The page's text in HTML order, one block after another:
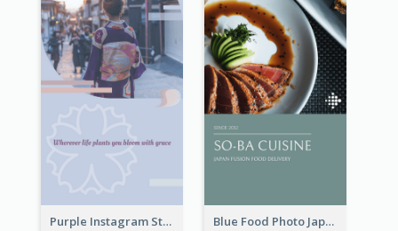
Purple Instagram Story Blue Food Photo Japan Cuisine Instagram Story